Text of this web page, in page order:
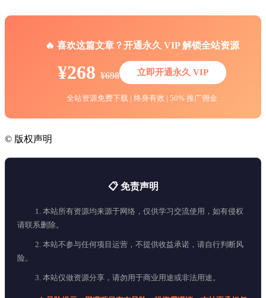
🔥 喜欢这篇文章？开通永久 VIP 解锁全站资源
¥268 ¥698 立即开通永久 VIP
全站资源免费下载 | 终身有效 | 50% 推广佣金
© 版权声明
📋 免责声明
1. 本站所有资源均来源于网络，仅供学习交流使用，如有侵权
请联系删除。
2. 本站不参与任何项目运营，不提供收益承诺，请自行判断风
险。
3. 本站仅做资源分享，请勿用于商业用途或非法用途。